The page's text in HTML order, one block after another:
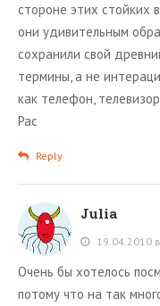
стороне этих стойких
они удивительным
сохранили свой
термины, а не
как телефон,
Рас
Reply
Julia
19.04.2010
Очень бы хотелось
потому что на так